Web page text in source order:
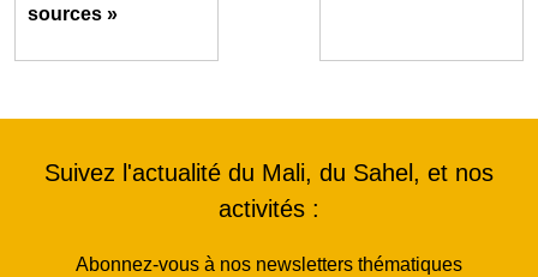
sources »
Suivez l'actualité du Mali, du Sahel, et nos
activités :
Abonnez-vous à nos newsletters thématiques